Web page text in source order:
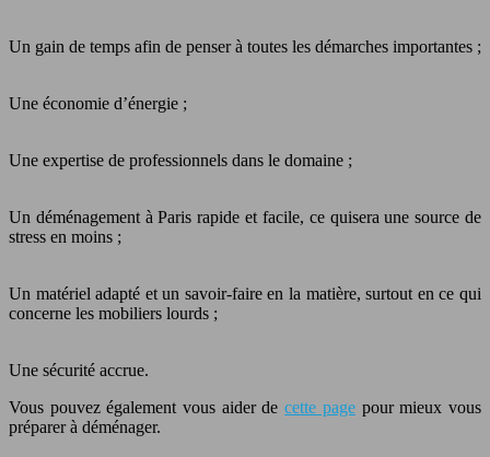
Un gain de temps afin de penser à toutes les démarches importantes ;
Une économie d’énergie ;
Une expertise de professionnels dans le domaine ;
Un déménagement à Paris rapide et facile, ce quisera une source de
stress en moins ;
Un matériel adapté et un savoir-faire en la matière, surtout en ce qui
concerne les mobiliers lourds ;
Une sécurité accrue.
Vous pouvez également vous aider decette pagepour mieux vous
préparer à déménager.